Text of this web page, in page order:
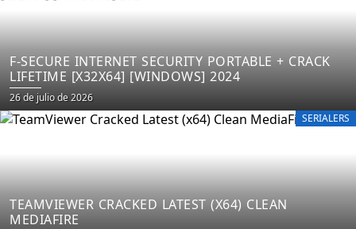
F-SECURE INTERNET SECURITY PORTABLE + CRACK
LIFETIME [X32X64] [WINDOWS] 2024
26 de julio de 2026
SERIALERS
TEAMVIEWER CRACKED LATEST (X64) CLEAN
MEDIAFIRE